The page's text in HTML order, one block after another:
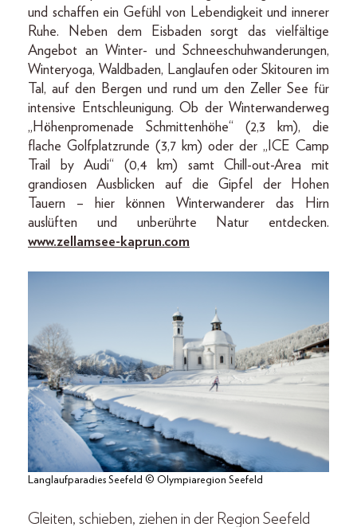
und schaffen ein Gefühl von Lebendigkeit und innerer
Ruhe. Neben dem Eisbaden sorgt das vielfältige
Angebot an Winter- und Schneeschuhwanderungen,
Winteryoga, Waldbaden, Langlaufen oder Skitouren im
Tal, auf den Bergen und rund um den Zeller See für
intensive Entschleunigung. Ob der Winterwanderweg
„Höhenpromenade Schmittenhöhe“ (2,3 km), die
flache Golfplatzrunde (3,7 km) oder der „ICE Camp
Trail by Audi“ (0,4 km) samt Chill-out-Area mit
grandiosen Ausblicken auf die Gipfel der Hohen
Tauern – hier können Winterwanderer das Hirn
auslüften und unberührte Natur entdecken.
www.zellamsee-kaprun.com
Langlaufparadies Seefeld © Olympiaregion Seefeld
Gleiten, schieben, ziehen in der Region Seefeld